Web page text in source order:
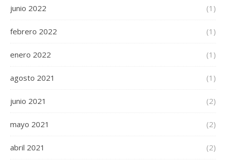
junio 2022 (1)
febrero 2022 (1)
enero 2022 (1)
agosto 2021 (1)
junio 2021 (2)
mayo 2021 (2)
abril 2021 (2)